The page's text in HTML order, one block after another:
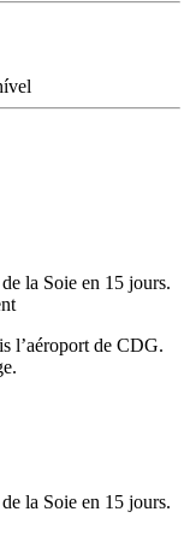
l’aéroport de CDG.